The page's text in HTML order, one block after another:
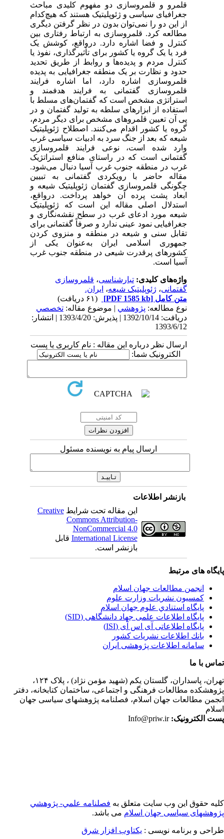
قلمرو و قلمروسازی دو مفهوم کلیدی مباحث
جغرافیای سیاسی و ژئوپلیتیک هستند که هیچ‌کدام
از این دو را نمی‌توان بدون در نظر گرفتن دیگری
مطالعه کرد. قلمروسازی به ارتباط رفتاری بین
کنترل و فضا اشاره دارد. درواقع، کوشش یک
فرد یا یک گروه یا کشور برای تأثیر‌گذاری، نفوذ یا
کنترل مردم و پدیده‌ها و روابط از طریق تحدید
حدود و نظارت بر یک منطقه جغرافیایی به پدیده
قلمروسازی اشاره دارد، اما اشاره فرایند
قلمروسازی گفتمانی به فرایند هدفمند و
استراتژی مشخص است که گفتمان‌های مسلط با
استفاده از ابزارهای سلطه به تولید گفتمان و در
پی آن تعیین قلمروهای مشخص برای دیگر مردم،
گروه یا کشور اقدام می‌کنند. اصطلاح ژئوپلیتیک
شیعه که بعد از جنگ سرد به ادبیات سیاسی غرب
وارد شده است، نوعی فرایند قلمروسازی
گفتمانی است که در راستای منافع استراتژیک
غرب در منطقه جنوب غرب آسیا دنبال می‌شود.
مقاله حاضر با رویکردی گفتمانی به تبیین
چگونگی قلمروسازی گفتمان ژئوپلیتیک شیعه و
ابعاد پشت پرده آن خواهد پرداخت. درواقع،
استدلال اصلی مقاله این است که ژئوپلیتیک
شیعه مورد ادعای غرب در سطح نقشه‌نگاری و
جغرافیایی نمود عینی ندارد و صرفاً گفتمانی برای
تقابل سنی و شیعه در منطقه و منزوی کردن
جمهوری اسلامی ایران به‌عنوان یکی از
کشورهای پرقدرت شیعی در منطقه جنوب غرب
آسیا است.
واژه‌های کلیدی:تبارشناسی،قلمروسازی
گفتمانی،ژئوپلیتیک شیعه،ایران.
متن کامل[PDF 1585 kb]
نوع مطالعه:پژوهشي| موضوع مقاله:تخصصي
دریافت: 1392/10/14 | پذیرش: 1393/4/20 | انتشار:
1393/6/12
ارسال نظر درباره این مقاله : نام کاربری یا پست
الکترونیک شما:
ارسال پیام به نویسنده مسئول
بازنشر اطلاعات
این مقاله تحت شرایطCreative
Commons Attribution-
NonCommercial 4.0
International Licenseقابل
بازنشر است.
های مرتبط
انجمن مطالعات جهان اسلام
کمسیون نشریات وزارت علوم
پايگاه استنادي علوم جهان اسلام
پایگاه اطلاعات علمی جهاد دانشگاهی (SID)
پایگاه اطلاعاتی آی اس آی (ISI)
بانك اطلاعات نشريات كشور
سامانه اطلاعات پژوهشی ایران
با ما
پاسداران، گلستان یکم (شهید مؤمن نژاد) ، پلاک ۱۲۴،
مطالعات فرهنگی و اجتماعی، ساختمان کتابخانه، دفتر
مطالعات جهان اسلام، فصلنامه پژوهشهای سیاسی جهان
الکترونیک:Info@priw.ir
حقوق این وب سایت متعلق بهفصلنامه علمي- پژوهشي
سیاسی جهان اسلاممی باشد.
و برنامه نویسی : یکتاوب افزار شرق